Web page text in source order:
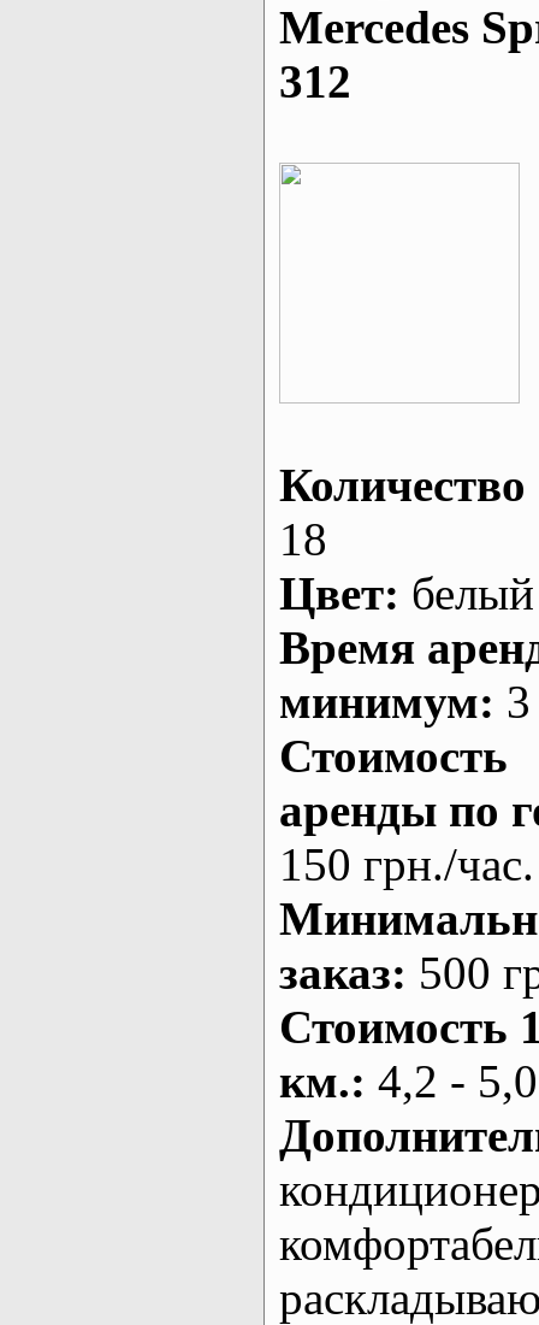
Mеrcedes
312
Количество
18
Цвет: белый
Время
минимум:
Стоимость
аренды по
150 грн./час.
заказ: 500
Стоимость
км.: 4,2 -